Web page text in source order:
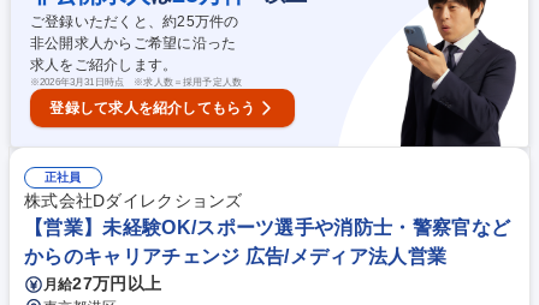
視、異常発生時の急行対応） ※変更の範囲：当社業務全般 募集職種 千葉
【総合職/常駐警備】★未経験歓迎★充実の研修制度有！
ご登録いただくと、約25万件の
非公開求人からご希望に沿った
求人をご紹介します。
※2026年3月31日時点 ※求人数＝採用予定人数
登録して求人を紹介してもらう
正社員
株式会社Dダイレクションズ
【営業】未経験OK/スポーツ選手や消防士・警察官など
からのキャリアチェンジ 広告/メディア法人営業
月給27万円以上